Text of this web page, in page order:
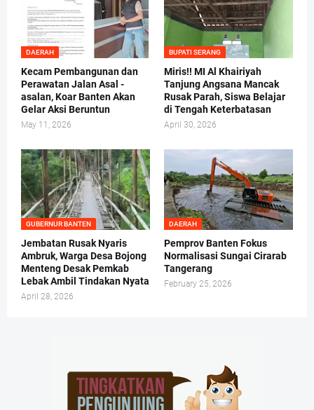
DAERAH
Kecam Pembangunan dan
Perawatan Jalan Asal -
asalan, Koar Banten Akan
Gelar Aksi Beruntun
May 11, 2026
BUPATI SERANG
Miris!! MI Al Khairiyah
Tanjung Angsana Mancak
Rusak Parah, Siswa Belajar
di Tengah Keterbatasan
April 30, 2026
GUBERNUR BANTEN
Jembatan Rusak Nyaris
Ambruk, Warga Desa Bojong
Menteng Desak Pemkab
Lebak Ambil Tindakan Nyata
April 28, 2026
DAERAH
Pemprov Banten Fokus
Normalisasi Sungai Cirarab
Tangerang
February 25, 2026